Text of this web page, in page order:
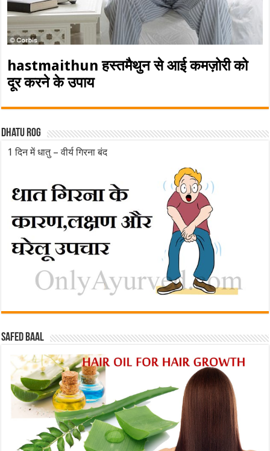
hastmaithun हस्तमैथुन से आई कमज़ोरी को
दूर करने के उपाय
Dhatu rog
1 दिन में धातु – वीर्य गिरना बंद
Safed baal